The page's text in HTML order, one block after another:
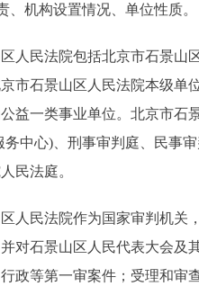
机构设置情况、单位性质。
民法院包括北京市石景山区
市石景山区人民法院本级单
益一类事业单位。北京市石
务中心)、刑事审判庭、民事
民法庭。
民法院作为国家审判机关，
对石景山区人民代表大会
政等第一审案件；受理和审